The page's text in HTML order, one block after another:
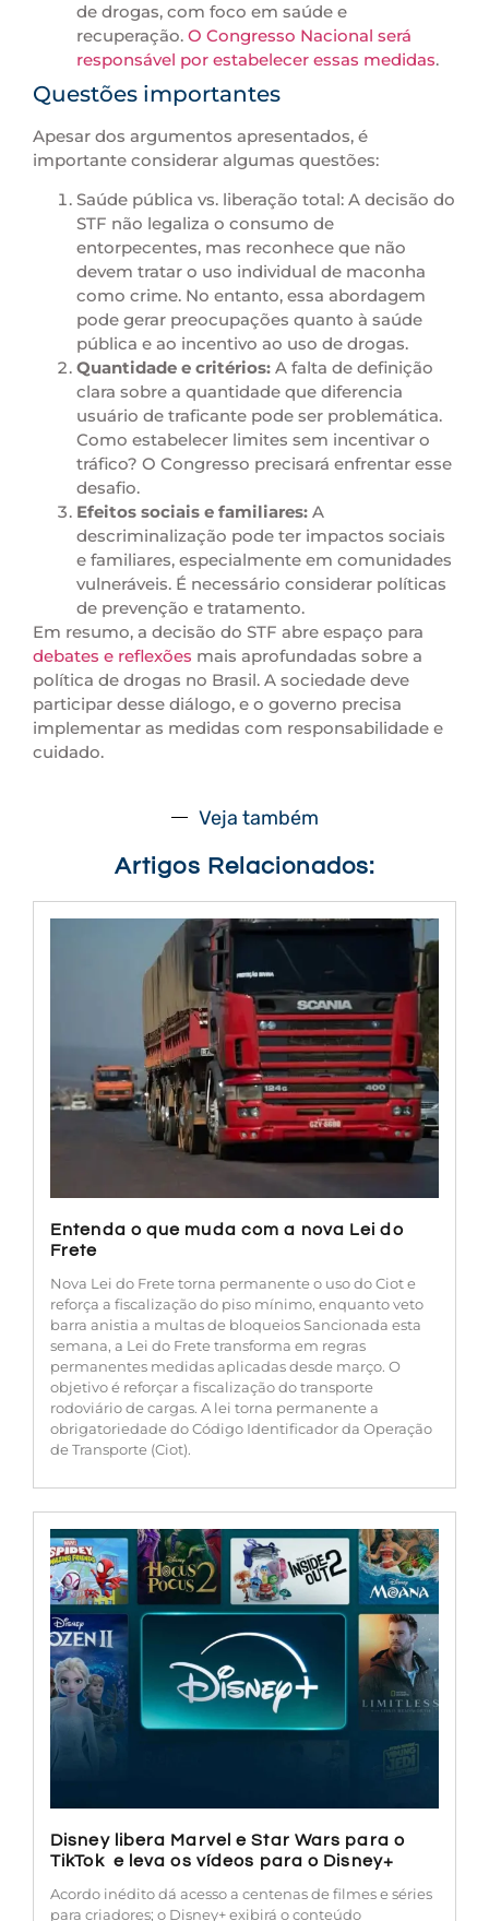
de drogas, com foco em saúde e
recuperação. O Congresso Nacional será
responsável por estabelecer essas medidas.
Questões importantes
Apesar dos argumentos apresentados, é
importante considerar algumas questões:
Saúde pública vs. liberação total: A decisão do
STF não legaliza o consumo de
entorpecentes, mas reconhece que não
devem tratar o uso individual de maconha
como crime. No entanto, essa abordagem
pode gerar preocupações quanto à saúde
pública e ao incentivo ao uso de drogas.
Quantidade e critérios: A falta de definição
clara sobre a quantidade que diferencia
usuário de traficante pode ser problemática.
Como estabelecer limites sem incentivar o
tráfico? O Congresso precisará enfrentar esse
desafio.
Efeitos sociais e familiares: A
descriminalização pode ter impactos sociais
e familiares, especialmente em comunidades
vulneráveis. É necessário considerar políticas
de prevenção e tratamento.
Em resumo, a decisão do STF abre espaço para
debates e reflexões mais aprofundadas sobre a
política de drogas no Brasil. A sociedade deve
participar desse diálogo, e o governo precisa
implementar as medidas com responsabilidade e
cuidado.
Veja também
Artigos Relacionados:
Entenda o que muda com a nova Lei do
Frete
Nova Lei do Frete torna permanente o uso do Ciot e
reforça a fiscalização do piso mínimo, enquanto veto
barra anistia a multas de bloqueios Sancionada esta
semana, a Lei do Frete transforma em regras
permanentes medidas aplicadas desde março. O
objetivo é reforçar a fiscalização do transporte
rodoviário de cargas. A lei torna permanente a
obrigatoriedade do Código Identificador da Operação
de Transporte (Ciot).
Disney libera Marvel e Star Wars para o
TikTok e leva os vídeos para o Disney+
Acordo inédito dá acesso a centenas de filmes e séries
para criadores; o Disney+ exibirá o conteúdo